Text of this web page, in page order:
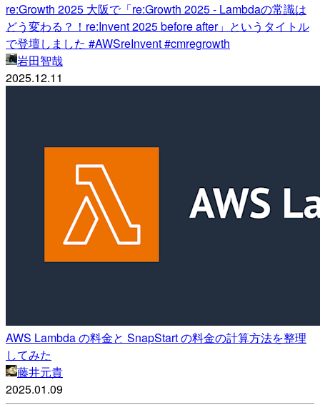
re:Growth 2025 大阪で「re:Growth 2025 - Lambdaの常識は
どう変わる？！re:Invent 2025 before after」というタイトル
で登壇しました #AWSreInvent #cmregrowth
岩田智哉
2025.12.11
AWS Lambda の料金と SnapStart の料金の計算方法を整理
してみた
藤井元貴
2025.01.09